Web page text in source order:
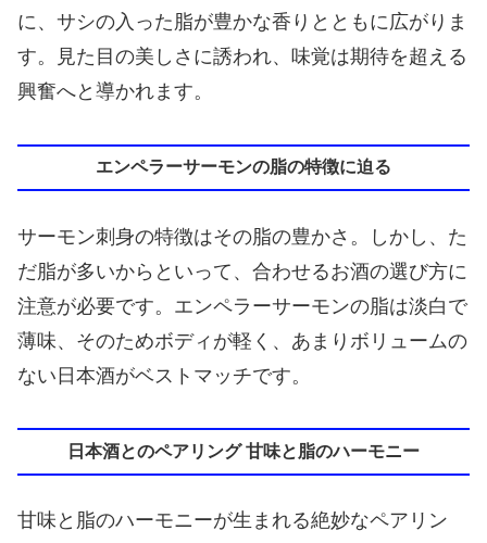
に、サシの入った脂が豊かな香りとともに広がりま
す。見た目の美しさに誘われ、味覚は期待を超える
興奮へと導かれます。
エンペラーサーモンの脂の特徴に迫る
サーモン刺身の特徴はその脂の豊かさ。しかし、た
だ脂が多いからといって、合わせるお酒の選び方に
注意が必要です。エンペラーサーモンの脂は淡白で
薄味、そのためボディが軽く、あまりボリュームの
ない日本酒がベストマッチです。
日本酒とのペアリング 甘味と脂のハーモニー
甘味と脂のハーモニーが生まれる絶妙なペアリン